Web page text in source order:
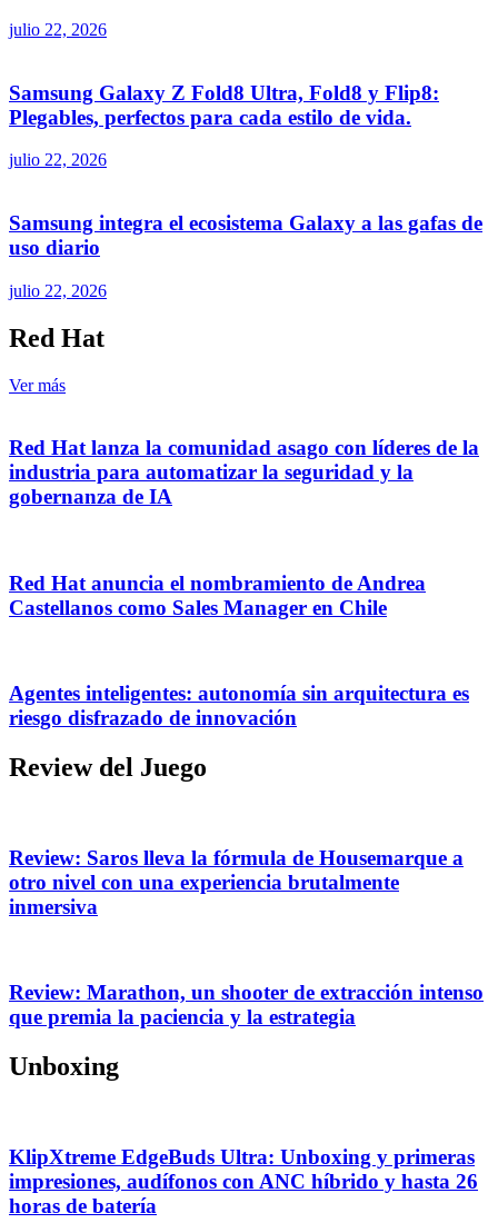
julio 22, 2026
Samsung Galaxy Z Fold8 Ultra, Fold8 y Flip8:
Plegables, perfectos para cada estilo de vida.
julio 22, 2026
Samsung integra el ecosistema Galaxy a las gafas de
uso diario
julio 22, 2026
Red Hat
Ver más
Red Hat lanza la comunidad asago con líderes de la
industria para automatizar la seguridad y la
gobernanza de IA
Red Hat anuncia el nombramiento de Andrea
Castellanos como Sales Manager en Chile
Agentes inteligentes: autonomía sin arquitectura es
riesgo disfrazado de innovación
Review del Juego
Review: Saros lleva la fórmula de Housemarque a
otro nivel con una experiencia brutalmente
inmersiva
Review: Marathon, un shooter de extracción intenso
que premia la paciencia y la estrategia
Unboxing
KlipXtreme EdgeBuds Ultra: Unboxing y primeras
impresiones, audífonos con ANC híbrido y hasta 26
horas de batería